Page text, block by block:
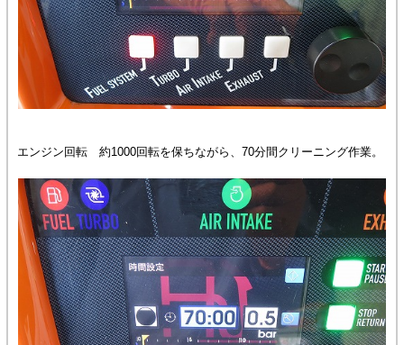
エンジン回転 約1000回転を保ちながら、70分間クリーニング作業。